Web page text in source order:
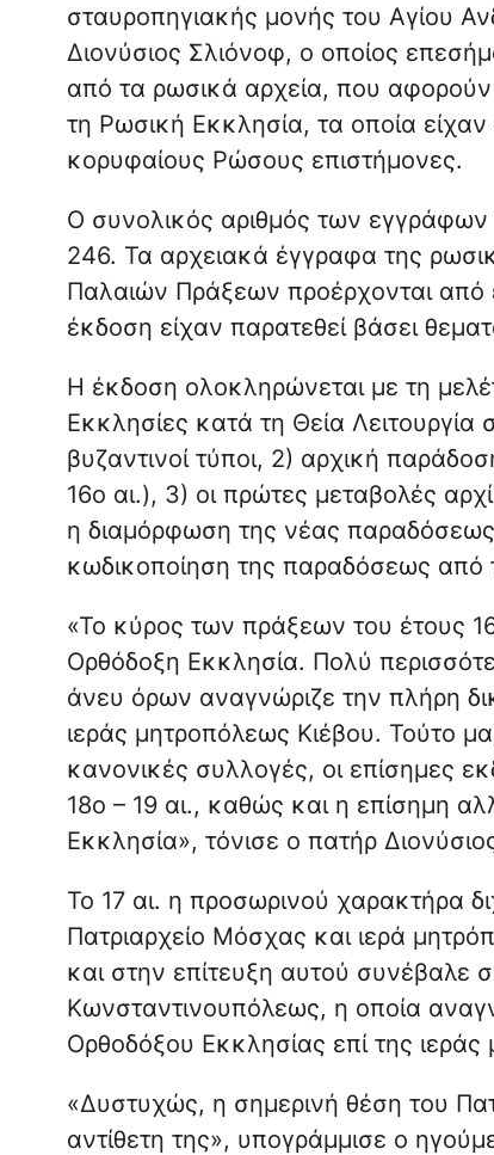
σταυροπηγιακής μονής του Αγίου
Διονύσιος Σλιόνοφ, ο οποίος
από τα ρωσικά αρχεία, που
τη Ρωσική Εκκλησία, τα οποία
κορυφαίους Ρώσους επιστήμονες.
Ο συνολικός αριθμός των
246. Τα αρχειακά έγγραφα της
Παλαιών Πράξεων προέρχονται από
έκδοση είχαν παρατεθεί βάσει
Η έκδοση ολοκληρώνεται με τη
Εκκλησίες κατά τη Θεία
βυζαντινοί τύποι, 2) αρχική
16ο αι.), 3) οι πρώτες μεταβολές
η διαμόρφωση της νέας
κωδικοποίηση της παραδόσεως από
«Το κύρος των πράξεων του έτους
Ορθόδοξη Εκκλησία. Πολύ
άνευ όρων αναγνώριζε την πλήρη
ιεράς μητροπόλεως Κιέβου. Τούτο
κανονικές συλλογές, οι επίσημες
18ο – 19 αι., καθώς και η επίσημη
Εκκλησία», τόνισε ο πατήρ
Το 17 αι. η προσωρινού χαρακτήρα
Πατριαρχείο Μόσχας και ιερά
και στην επίτευξη αυτού συνέβαλε
Κωνσταντινουπόλεως, η οποία
Ορθοδόξου Εκκλησίας επί της
«Δυστυχώς, η σημερινή θέση του
αντίθετη της», υπογράμμισε ο